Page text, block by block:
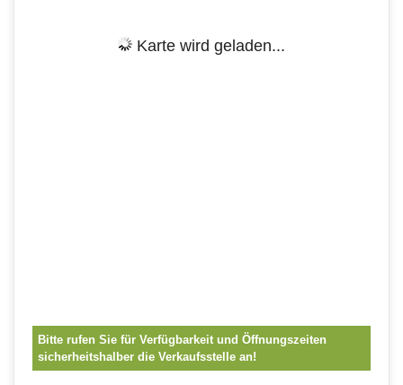
Karte wird geladen...
Bitte rufen Sie für Verfügbarkeit und Öffnungszeiten
sicherheitshalber die Verkaufsstelle an!